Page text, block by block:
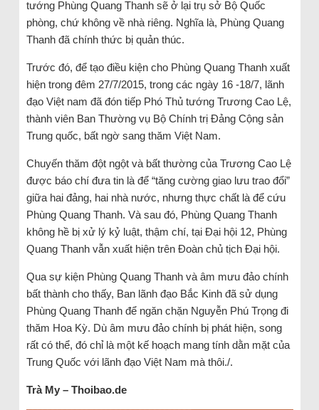
tướng Phùng Quang Thanh sẽ ở lại trụ sở Bộ Quốc
phòng, chứ không về nhà riêng. Nghĩa là, Phùng Quang
Thanh đã chính thức bị quản thúc.
Trước đó, để tạo điều kiện cho Phùng Quang Thanh xuất
hiện trong đêm 27/7/2015, trong các ngày 16 -18/7, lãnh
đạo Việt nam đã đón tiếp Phó Thủ tướng Trương Cao Lệ,
thành viên Ban Thường vụ Bộ Chính trị Đảng Cộng sản
Trung quốc, bất ngờ sang thăm Việt Nam.
Chuyến thăm đột ngột và bất thường của Trương Cao Lệ
được báo chí đưa tin là để “tăng cường giao lưu trao đổi”
giữa hai đảng, hai nhà nước, nhưng thực chất là để cứu
Phùng Quang Thanh. Và sau đó, Phùng Quang Thanh
không hề bị xử lý kỷ luật, thậm chí, tại Đại hội 12, Phùng
Quang Thanh vẫn xuất hiện trên Đoàn chủ tịch Đại hội.
Qua sự kiện Phùng Quang Thanh và âm mưu đảo chính
bất thành cho thấy, Ban lãnh đạo Bắc Kinh đã sử dụng
Phùng Quang Thanh để ngăn chặn Nguyễn Phú Trọng đi
thăm Hoa Kỳ. Dù âm mưu đảo chính bị phát hiện, song
rất có thể, đó chỉ là một kế hoạch mang tính dằn mặt của
Trung Quốc với lãnh đạo Việt Nam mà thôi./.
Trà My – Thoibao.de